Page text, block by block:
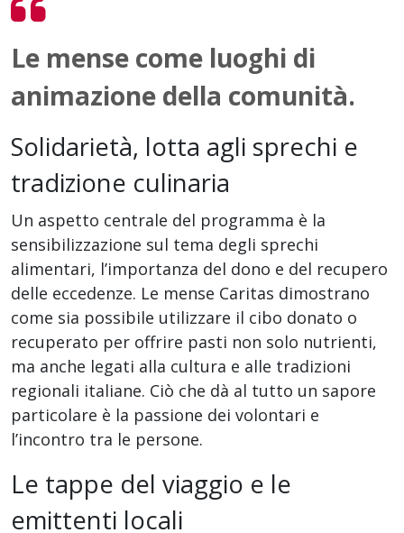
Le mense come luoghi di
animazione della comunità.
Solidarietà, lotta agli sprechi e
tradizione culinaria
Un aspetto centrale del programma è la
sensibilizzazione sul tema degli sprechi
alimentari, l’importanza del dono e del recupero
delle eccedenze. Le mense Caritas dimostrano
come sia possibile utilizzare il cibo donato o
recuperato per offrire pasti non solo nutrienti,
ma anche legati alla cultura e alle tradizioni
regionali italiane. Ciò che dà al tutto un sapore
particolare è la passione dei volontari e
l’incontro tra le persone.
Le tappe del viaggio e le
emittenti locali